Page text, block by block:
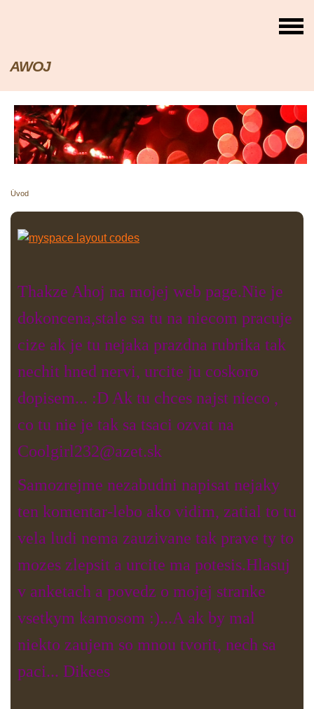
AWOJ
Úvod
Thakze Ahoj na mojej web page.Nie je
dokoncena,stale sa tu na niecom pracuje
cize ak je tu nejaka prazdna rubrika tak
nechit hned nervi, urcite ju coskoro
dopisem... :D Ak tu chces najst nieco ,
co tu nie je tak sa tsaci ozvat na
Coolgirl232@azet.sk
Samozrejme nezabudni napisat nejaky
ten komentar-lebo ako vidim, zatial to tu
vela ludi nema zauzivane tak prave ty to
mozes zlepsit a urcite ma potesis.Hlasuj
v anketach a povedz o mojej stranke
vsetkym kamosom :)...A ak by mal
niekto zaujem so mnou tvorit, nech sa
paci... Dikees